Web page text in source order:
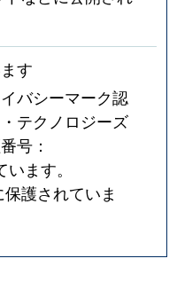
す
バシーマーク認
テクノロジーズ
号：
ます。
護されていま